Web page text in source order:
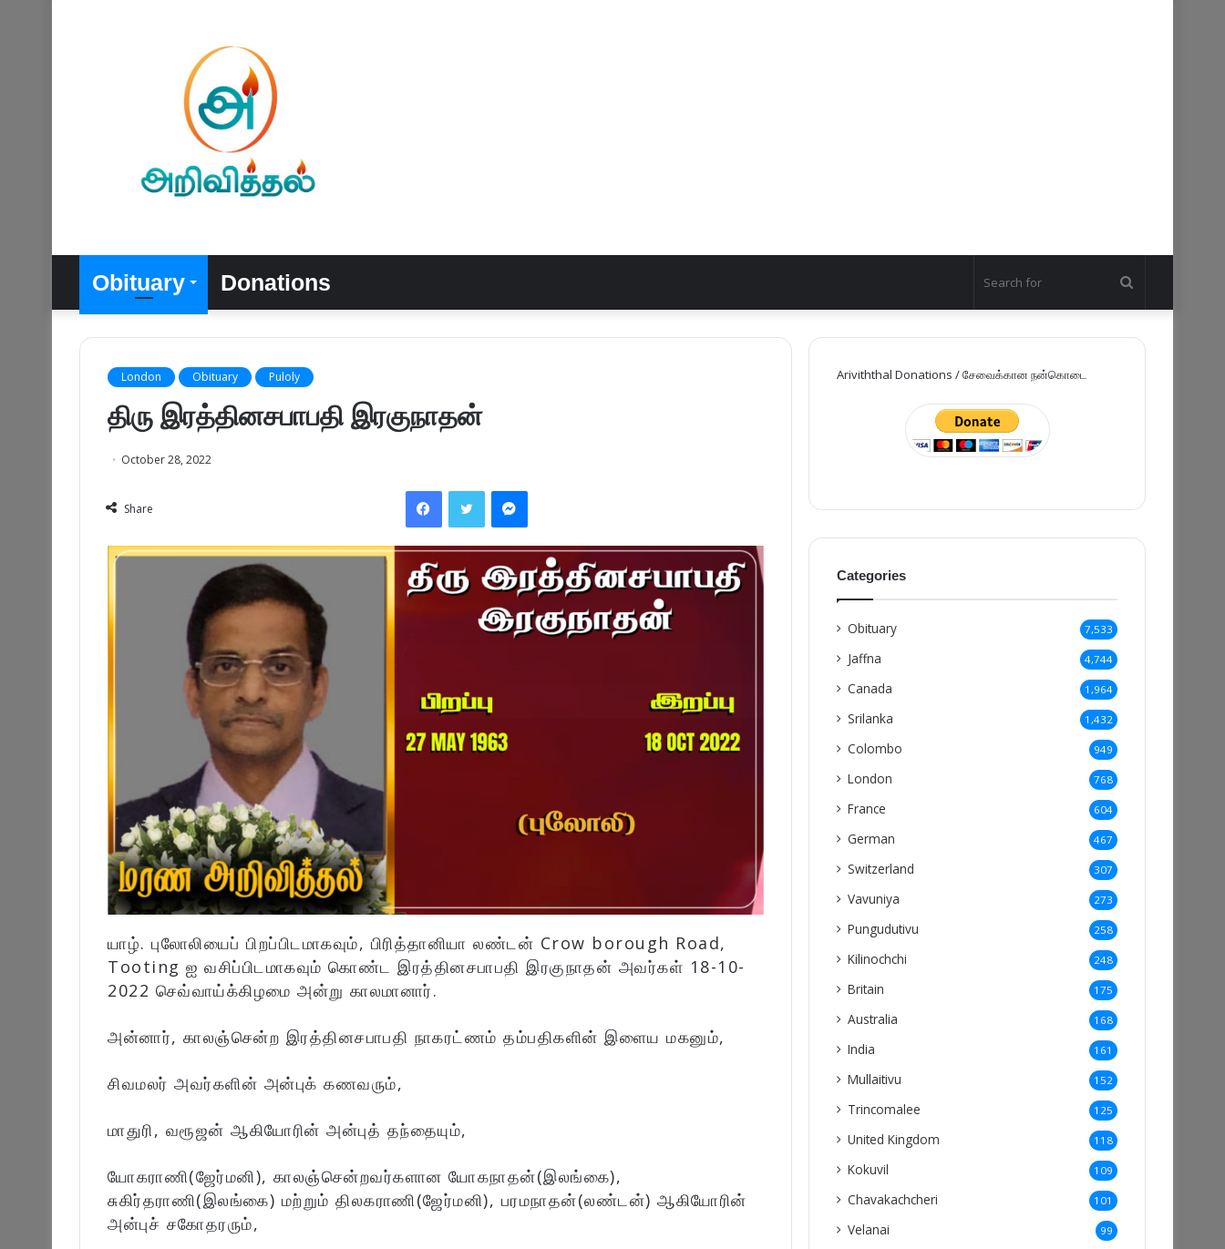
Obituary Donations
for
London Obituary Puloly
திரு இரத்தினசபாபதி இரகுநாதன்
October 28, 2022
Share
FacebookTwitter Messenger
யாழ். புலோலியைப் பிறப்பிடமாகவும், பிரித்தானியா லண்டன் Crow borough Road,
Tooting ஐ வசிப்பிடமாகவும் கொண்ட இரத்தினசபாபதி இரகுநாதன் அவர்கள் 18-10-
2022 செவ்வாய்க்கிழமை அன்று காலமானார்.
அன்னார், காலஞ்சென்ற இரத்தினசபாபதி நாகரட்ணம் தம்பதிகளின் இளைய மகனும்,
சிவமலர் அவர்களின் அன்புக் கணவரும்,
மாதுரி, வரூஜன் ஆகியோரின் அன்புத் தந்தையும்,
யோகராணி(ஜேர்மனி), காலஞ்சென்றவர்களான யோகநாதன்(இலங்கை),
சுகிர்தராணி(இலங்கை) மற்றும் திலகராணி(ஜேர்மனி), பரமநாதன்(லண்டன்) ஆகியோரின்
அன்புச் சகோதரரும்,
Ariviththal Donations / சேவைக்கான நன்கொடை
Categories
Obituary 7,533
Jaffna 4,744
Canada 1,964
Srilanka 1,432
Colombo 949
London 768
France 604
German 467
Switzerland 307
Vavuniya 273
Pungudutivu 258
Kilinochchi 248
Britain 175
Australia 168
India 161
Mullaitivu 152
Trincomalee 125
United Kingdom 118
Kokuvil 109
Chavakachcheri 101
Velanai 99